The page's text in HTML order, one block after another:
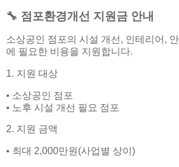
🔧 점포환경개선 지원금 안내
소상공인 점포의 시설 개선, 인테리어,
에 필요한 비용을 지원합니다.
1. 지원 대상
• 소상공인 점포
• 노후 시설 개선 필요 점포
2. 지원 금액
• 최대 2,000만원(사업별 상이)